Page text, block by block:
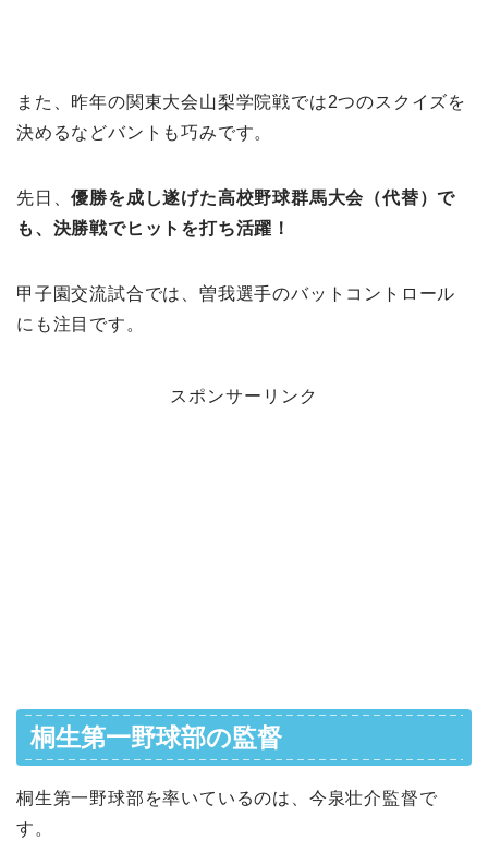
また、昨年の関東大会山梨学院戦では2つのスクイズを
決めるなどバントも巧みです。
先日、優勝を成し遂げた高校野球群馬大会（代替）で
も、決勝戦でヒットを打ち活躍！
甲子園交流試合では、曽我選手のバットコントロール
にも注目です。
スポンサーリンク
桐生第一野球部の監督
桐生第一野球部を率いているのは、今泉壮介監督で
す。